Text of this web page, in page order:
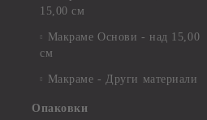
15,00 см
Макраме Основи - над 15,00
см
Макраме - Други материали
Опаковки